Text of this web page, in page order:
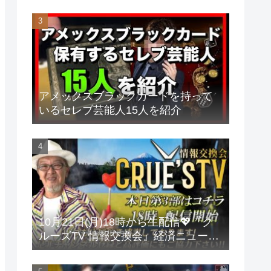
アメックスブラックカードを持って
いるセレブ芸能人15人を紹介
10月21日(月)18時から生配信💖『ク
ルーズTV 情報交換会』経済ニュース
投資 株式市場 新NISA 投資信託 仮想
通貨 ビットコイン 不動産投資 為替